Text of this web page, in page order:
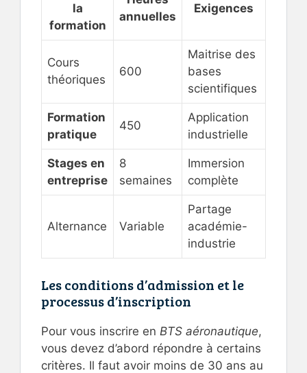
la
formation
annuelles
Exigences
Cours
théoriques
600
Maitrise des
bases
scientifiques
Formation
pratique
450
Application
industrielle
Stages en
entreprise
8
semaines
Immersion
complète
Alternance Variable
Partage
académie-
industrie
Les conditions d’admission et le
processus d’inscription
Pour vous inscrire en BTS aéronautique,
vous devez d’abord répondre à certains
critères. Il faut avoir moins de 30 ans au